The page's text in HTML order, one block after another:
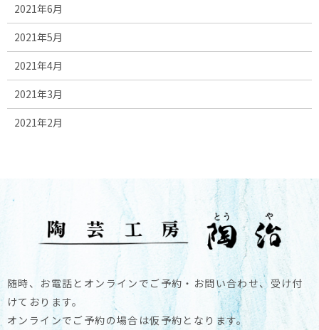
2021年6月
2021年5月
2021年4月
2021年3月
2021年2月
随時、お電話とオンラインでご予約・お問い合わせ、受け付
けております。
オンラインでご予約の場合は仮予約となります。